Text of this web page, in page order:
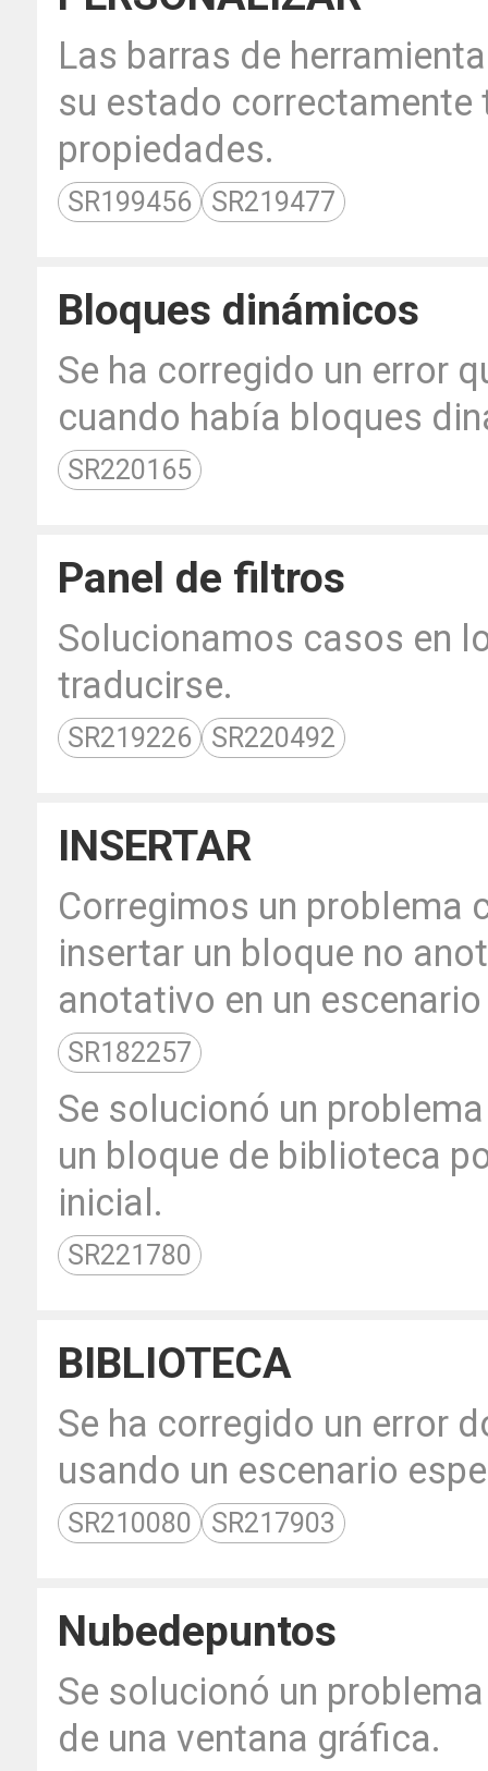
Las barras de
su estado
propiedades.
SR199456 SR219477
Bloques dinámicos
Se ha corregido un error
cuando había bloques
SR220165
Panel de filtros
Solucionamos casos en
traducirse.
SR219226 SR220492
INSERTAR
Corregimos un problema
insertar un bloque no
anotativo en un
SR182257
Se solucionó un
un bloque de biblioteca
inicial.
SR221780
BIBLIOTECA
Se ha corregido un error
usando un escenario
SR210080 SR217903
Nubedepuntos
Se solucionó un
de una ventana gráfica.